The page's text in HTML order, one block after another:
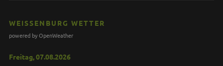
WEISSENBURG WETTER
powered by OpenWeather
Freitag, 07.08.2026